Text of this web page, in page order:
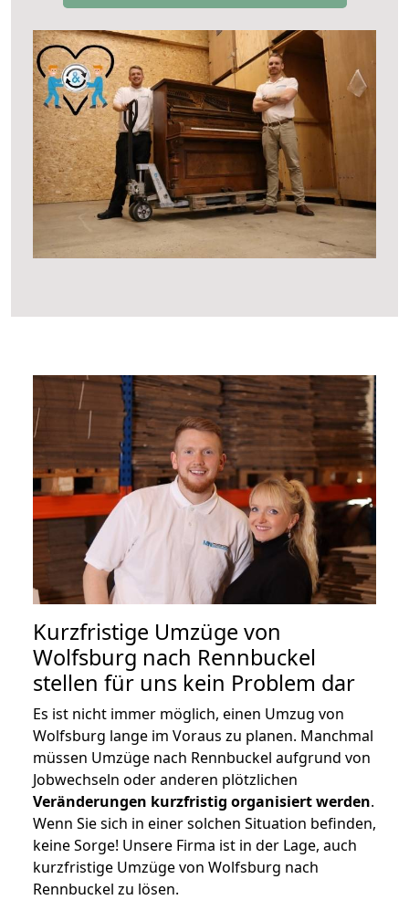
Kurzfristige Umzüge von
Wolfsburg nach Rennbuckel
stellen für uns kein Problem dar
Es ist nicht immer möglich, einen Umzug von
Wolfsburg lange im Voraus zu planen. Manchmal
müssen Umzüge nach Rennbuckel aufgrund von
Jobwechseln oder anderen plötzlichen
Veränderungen kurzfristig organisiert werden.
Wenn Sie sich in einer solchen Situation befinden,
keine Sorge! Unsere Firma ist in der Lage, auch
kurzfristige Umzüge von Wolfsburg nach
Rennbuckel zu lösen.